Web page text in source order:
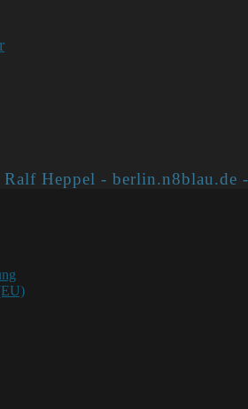
Heppel - berlin.n8blau.de